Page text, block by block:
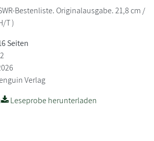
Bestenliste. Originalausgabe. 21,8 cm /
T )
Seiten
Verlag
Leseprobe herunterladen